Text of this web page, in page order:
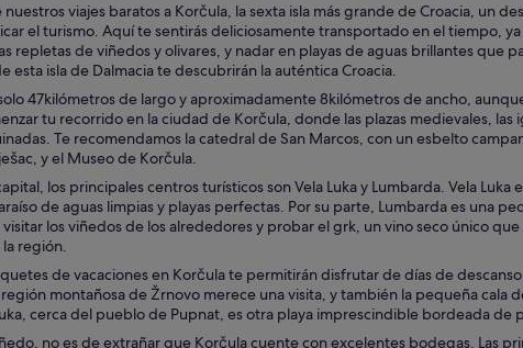
con numerosas embarcaciones pequeñas amarradas, un faro al fondo y un
nuestros viajes baratos a Korčula, la sexta isla más grande de Croacia, un
el turismo. Aquí te sentirás deliciosamente transportado en el tiempo,
repletas de viñedos y olivares, y nadar en playas de aguas brillantes que
esta isla de Dalmacia te descubrirán la auténtica Croacia.
47kilómetros de largo y aproximadamente 8kilómetros de ancho,
tu recorrido en la ciudad de Korčula, donde las plazas medievales, las
Te recomendamos la catedral de San Marcos, con un esbelto
y el Museo de Korčula.
los principales centros turísticos son Vela Luka y Lumbarda. Vela
de aguas limpias y playas perfectas. Por su parte, Lumbarda es una
los viñedos de los alrededores y probar el grk, un vino seco único
región.
de vacaciones en Korčula te permitirán disfrutar de días de
montañosa de Žrnovo merece una visita, y también la pequeña cala
cerca del pueblo de Pupnat, es otra playa imprescindible bordeada de
no es de extrañar que Korčula cuente con excelentes bodegas. Las